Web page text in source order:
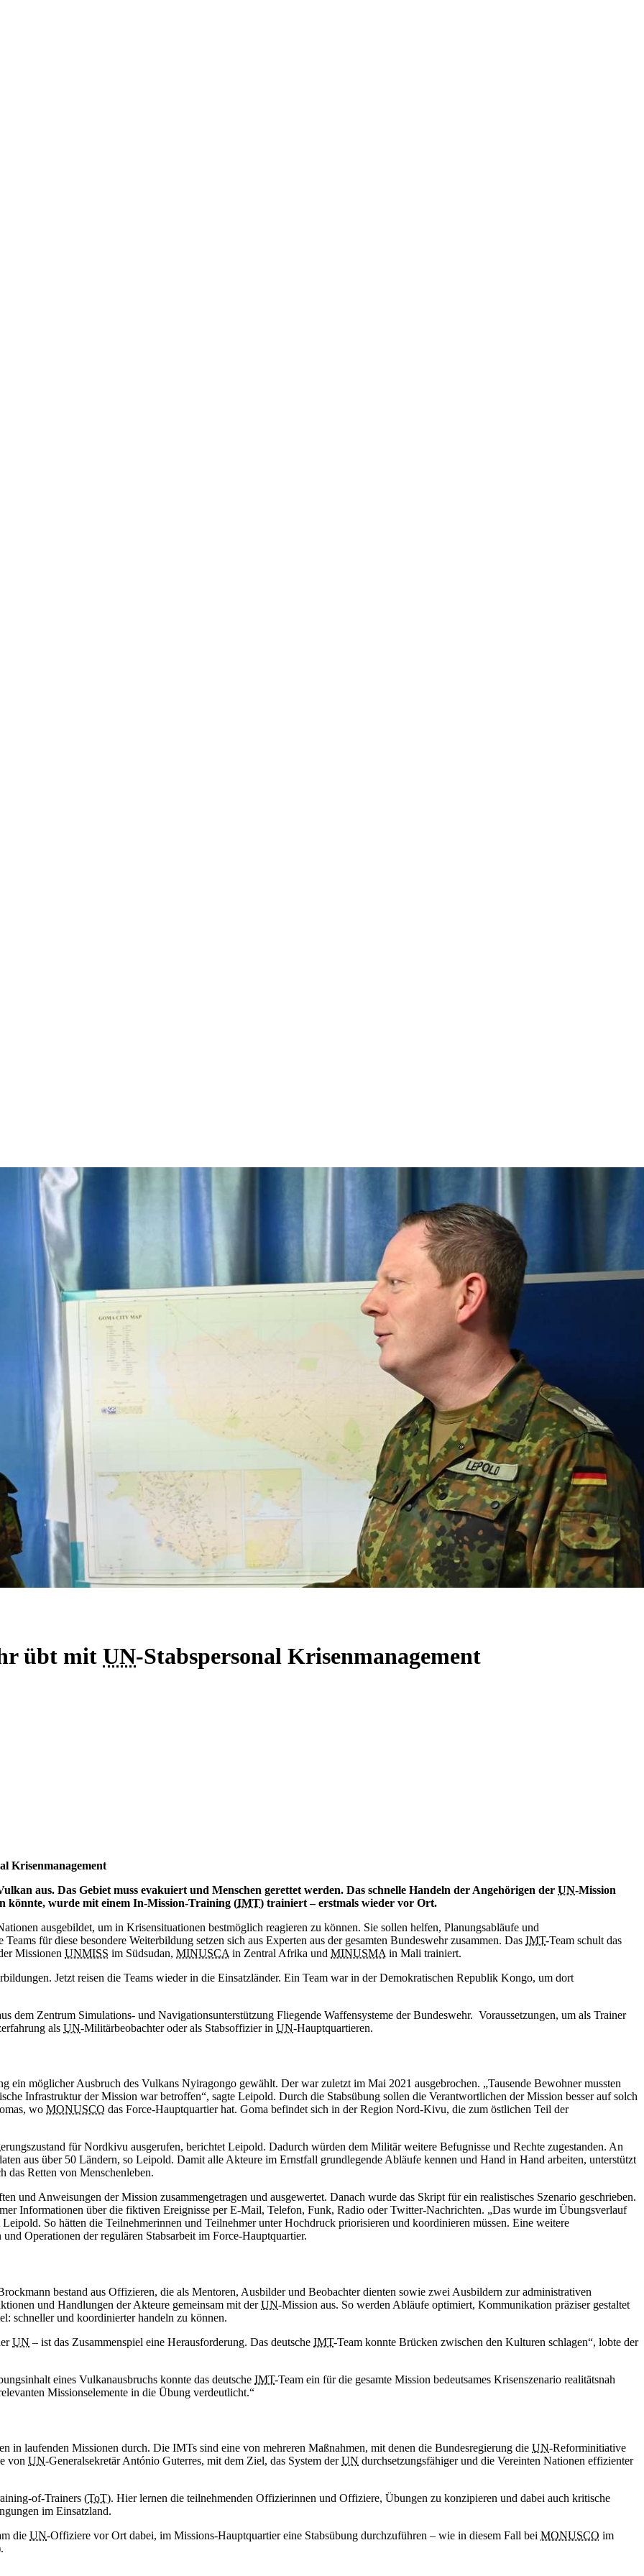
übt mit UN-Stabspersonal Krisenmanagement
Krisenmanagement
aus. Das Gebiet muss evakuiert und Menschen gerettet werden. Das schnelle Handeln der Angehörigen der UN-Mission
könnte, wurde mit einem In-Mission-Training (IMT) trainiert – erstmals wieder vor Ort.
ausgebildet, um in Krisensituationen bestmöglich reagieren zu können. Sie sollen helfen, Planungsabläufe und
für diese besondere Weiterbildung setzen sich aus Experten aus der gesamten Bundeswehr zusammen. Das IMT-Team schult das
Missionen UNMISS im Südsudan, MINUSCA in Zentral Afrika und MINUSMA in Mali trainiert.
Jetzt reisen die Teams wieder in die Einsatzländer. Ein Team war in der Demokratischen Republik Kongo, um dort
dem Zentrum Simulations- und Navigationsunterstützung Fliegende Waffensysteme der Bundeswehr. Voraussetzungen, um als Trainer
als UN-Militärbeobachter oder als Stabsoffizier in UN-Hauptquartieren.
möglicher Ausbruch des Vulkans Nyiragongo gewählt. Der war zuletzt im Mai 2021 ausgebrochen. „Tausende Bewohner mussten
Infrastruktur der Mission war betroffen“, sagte Leipold. Durch die Stabsübung sollen die Verantwortlichen der Mission besser auf solch
wo MONUSCO das Force-Hauptquartier hat. Goma befindet sich in der Region Nord-Kivu, die zum östlichen Teil der
für Nordkivu ausgerufen, berichtet Leipold. Dadurch würden dem Militär weitere Befugnisse und Rechte zugestanden. An
aus über 50 Ländern, so Leipold. Damit alle Akteure im Ernstfall grundlegende Abläufe kennen und Hand in Hand arbeiten, unterstützt
das Retten von Menschenleben.
und Anweisungen der Mission zusammengetragen und ausgewertet. Danach wurde das Skript für ein realistisches Szenario geschrieben.
Informationen über die fiktiven Ereignisse per E-Mail, Telefon, Funk, Radio oder Twitter-Nachrichten. „Das wurde im Übungsverlauf
So hätten die Teilnehmerinnen und Teilnehmer unter Hochdruck priorisieren und koordinieren müssen. Eine weitere
Operationen der regulären Stabsarbeit im Force-Hauptquartier.
bestand aus Offizieren, die als Mentoren, Ausbilder und Beobachter dienten sowie zwei Ausbildern zur administrativen
und Handlungen der Akteure gemeinsam mit derUN-Mission aus. So werden Abläufe optimiert, Kommunikation präziser gestaltet
schneller und koordinierter handeln zu können.
UN – ist das Zusammenspiel eine Herausforderung. Das deutsche IMT-Team konnte Brücken zwischen den Kulturen schlagen“, lobte der
eines Vulkanausbruchs konnte das deutsche IMT-Team ein für die gesamte Mission bedeutsames Krisenszenario realitätsnah
Missionselemente in die Übung verdeutlicht.“
in laufenden Missionen durch. Die IMTs sind eine von mehreren Maßnahmen, mit denen die Bundesregierung die UN-Reforminitiative
von UN-Generalsekretär António Guterres, mit dem Ziel, das System derUN durchsetzungsfähiger und die Vereinten Nationen effizienter
of-Trainers (ToT). Hier lernen die teilnehmenden Offizierinnen und Offiziere, Übungen zu konzipieren und dabei auch kritische
im Einsatzland.
die UN-Offiziere vor Ort dabei, im Missions-Hauptquartier eine Stabsübung durchzuführen – wie in diesem Fall bei MONUSCO im